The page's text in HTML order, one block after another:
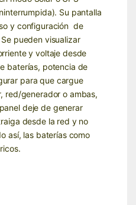
Su pantalla
y configuración de
pueden visualizar
y voltaje desde
baterías, potencia de
para que cargue
red/generador o ambas,
deje de generar
desde la red y no
así, las baterías como